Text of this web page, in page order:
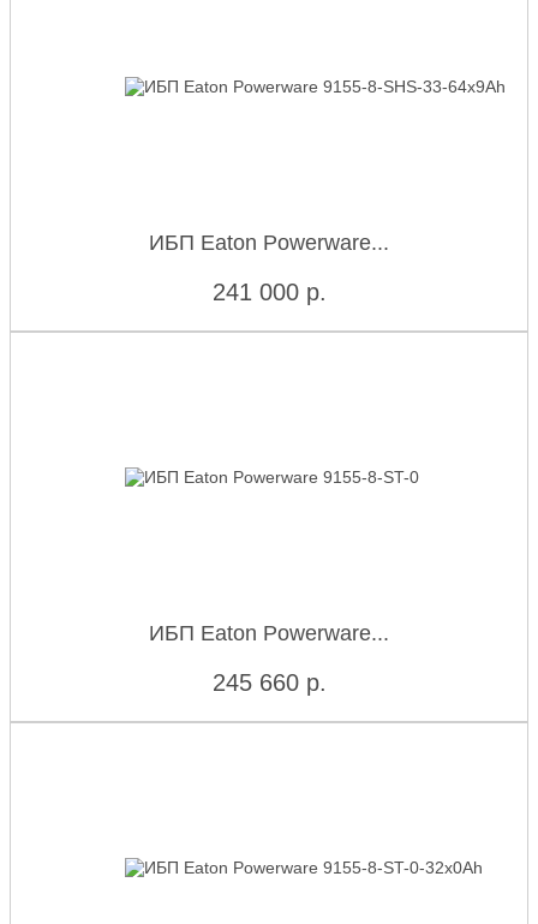
ИБП Eaton Powerware...
241 000 р.
ИБП Eaton Powerware...
245 660 р.